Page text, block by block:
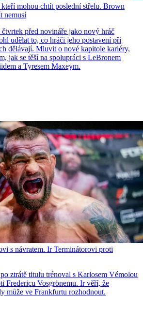
mohou chtít poslední střelu. Brown
nemusí
před novináře jako nový hráč
udělat to, co hráči jeho postavení při
dělávají. Mluvit o nové kapitole kariéry,
jak se těší na spolupráci s LeBronem
a Tyresem Maxeym.
s návratem. Ir Terminátorovi proti
ztrátě titulu trénoval s Karlosem Vémolou
Fredericu Vosgrönemu. Ir věří, že
může ve Frankfurtu rozhodnout.